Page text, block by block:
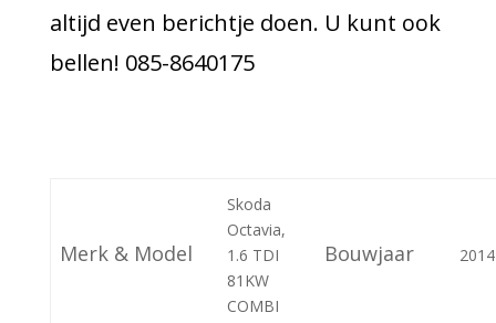
altijd even berichtje doen. U kunt ook
bellen! 085-8640175
Merk & Model
Skoda
Octavia,
1.6 TDI
81KW
COMBI
Bouwjaar 2014